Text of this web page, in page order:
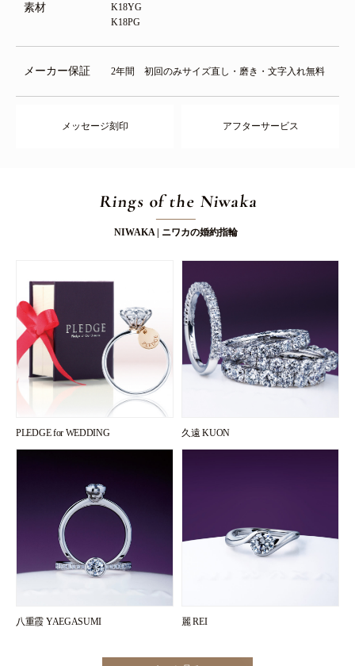
素材
K18YG
K18PG
メーカー保証 2年間 初回のみサイズ直し・磨き・文字入れ無料
メッセージ刻印 アフターサービス
Rings of the Niwaka
NIWAKA | ニワカの婚約指輪
PLEDGE for WEDDING 久遠 KUON
八重霞 YAEGASUMI 麗 REI